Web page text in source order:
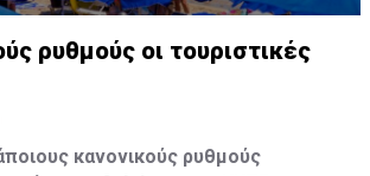
ρυθμούς οι τουριστικές
κανονικούς ρυθμούς